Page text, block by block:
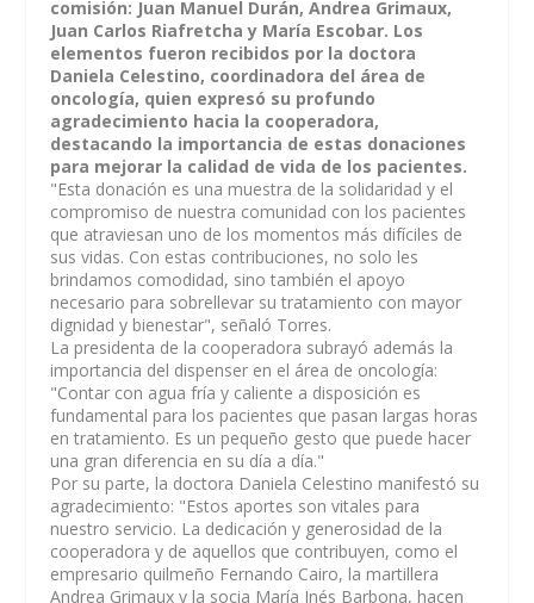
comisión: Juan Manuel Durán, Andrea Grimaux,
Juan Carlos Riafretcha y María Escobar. Los
elementos fueron recibidos por la doctora
Daniela Celestino, coordinadora del área de
oncología, quien expresó su profundo
agradecimiento hacia la cooperadora,
destacando la importancia de estas donaciones
para mejorar la calidad de vida de los pacientes.
"Esta donación es una muestra de la solidaridad y el
compromiso de nuestra comunidad con los pacientes
que atraviesan uno de los momentos más difíciles de
sus vidas. Con estas contribuciones, no solo les
brindamos comodidad, sino también el apoyo
necesario para sobrellevar su tratamiento con mayor
dignidad y bienestar", señaló Torres.
La presidenta de la cooperadora subrayó además la
importancia del dispenser en el área de oncología:
"Contar con agua fría y caliente a disposición es
fundamental para los pacientes que pasan largas horas
en tratamiento. Es un pequeño gesto que puede hacer
una gran diferencia en su día a día."
Por su parte, la doctora Daniela Celestino manifestó su
agradecimiento: "Estos aportes son vitales para
nuestro servicio. La dedicación y generosidad de la
cooperadora y de aquellos que contribuyen, como el
empresario quilmeño Fernando Cairo, la martillera
Andrea Grimaux y la socia María Inés Barbona, hacen